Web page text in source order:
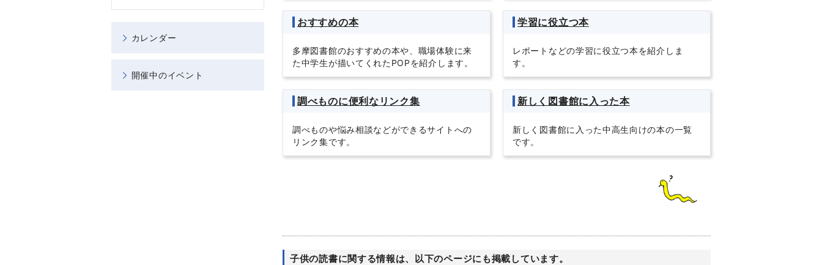
おすすめの本
多摩図書館のおすすめの本や、職場体験に来
た中学生が描いてくれたPOPを紹介します。
学習に役立つ本
レポートなどの学習に役立つ本を紹介しま
す。
調べものに便利なリンク集
調べものや悩み相談などができるサイトへの
リンク集です。
新しく図書館に入った本
新しく図書館に入った中高生向けの本の一覧
です。
子供の読書に関する情報は、以下のページにも掲載しています。
カレンダー
開催中のイベント